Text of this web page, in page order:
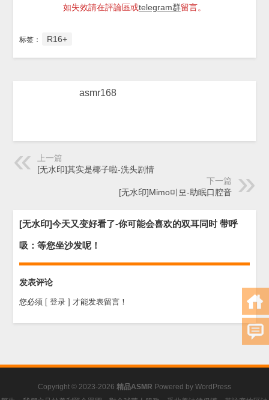
如失效請在評論區或telegram群留言。
标签： R16+
asmr168
上一篇
[无水印]其实是椰子啦-洗头剧情
下一篇
[无水印]Mimo미모-助眠口腔音
[无水印]今天又变好看了-你可能会喜欢的双耳同时 带呼
吸：等您坐沙发呢！
发表评论
您必须 [ 登录 ] 才能发表留言！
Copyright © 2023-2026 精品ASMR Powered by WordPress